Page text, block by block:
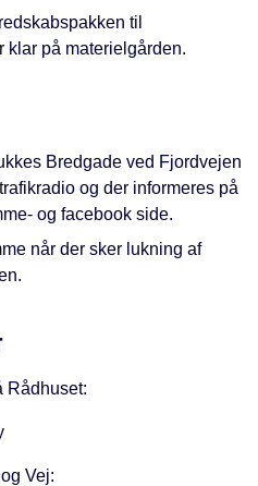
til
klar på materielgården.
Bredgade ved Fjordvejen
og der informeres på
og facebook side.
når der sker lukning af
Rådhuset:
Vej: